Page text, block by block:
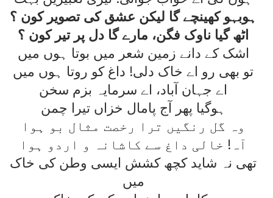
ہوبہو کھينچے گا ليکن عشق کی تصوير کون ؟
اٹھ گيا ناوک فگن، مارے گا دل پر تير کون ؟
اشک کے دانے زمين شعر ميں بوتا ہوں ميں
تو بھی رو اے خاک دلی! داغ کو روتا ہوں ميں
اے جہان آباد، اے سرمايہ بزم سخن
ہوگيا پھر آج پامال خزاں تيرا چمن
وہ گل رنگيں ترا رخصت مثال بو ہوا
آہ! خالی داغ سے کاشانہ و اردو ہوا
تھی نہ شايد کچھ کشش ايسی وطن کی خاک
ميں